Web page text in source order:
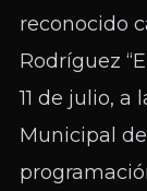
reconocido
Rodríguez
11 de julio, a
Municipal